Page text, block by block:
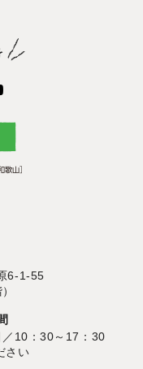
6-1-55
10：30～17：30
さい